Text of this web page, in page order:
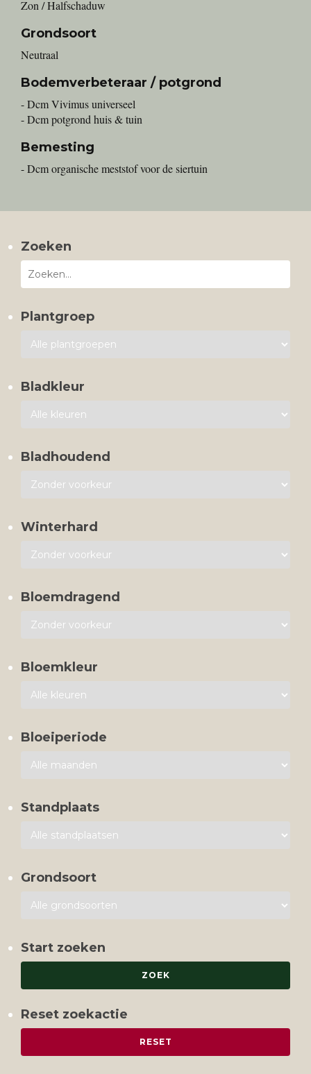
Zon / Halfschaduw
Grondsoort
Neutraal
Bodemverbeteraar / potgrond
- Dcm Vivimus universeel
- Dcm potgrond huis & tuin
Bemesting
- Dcm organische meststof voor de siertuin
Zoeken
Plantgroep
Bladkleur
Bladhoudend
Winterhard
Bloemdragend
Bloemkleur
Bloeiperiode
Standplaats
Grondsoort
Start zoeken
Reset zoekactie